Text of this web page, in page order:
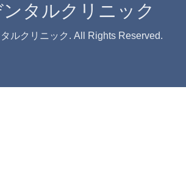
タルクリニック
ルクリニック . All Rights Reserved.